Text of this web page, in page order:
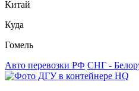
Китай
Куда
Гомель
Авто перевозки РФ СНГ -